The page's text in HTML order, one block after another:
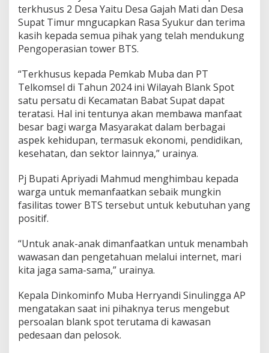
terkhusus 2 Desa Yaitu Desa Gajah Mati dan Desa
Supat Timur mngucapkan Rasa Syukur dan terima
kasih kepada semua pihak yang telah mendukung
Pengoperasian tower BTS.
“Terkhusus kepada Pemkab Muba dan PT
Telkomsel di Tahun 2024 ini Wilayah Blank Spot
satu persatu di Kecamatan Babat Supat dapat
teratasi. Hal ini tentunya akan membawa manfaat
besar bagi warga Masyarakat dalam berbagai
aspek kehidupan, termasuk ekonomi, pendidikan,
kesehatan, dan sektor lainnya,” urainya.
Pj Bupati Apriyadi Mahmud menghimbau kepada
warga untuk memanfaatkan sebaik mungkin
fasilitas tower BTS tersebut untuk kebutuhan yang
positif.
“Untuk anak-anak dimanfaatkan untuk menambah
wawasan dan pengetahuan melalui internet, mari
kita jaga sama-sama,” urainya.
Kepala Dinkominfo Muba Herryandi Sinulingga AP
mengatakan saat ini pihaknya terus mengebut
persoalan blank spot terutama di kawasan
pedesaan dan pelosok.